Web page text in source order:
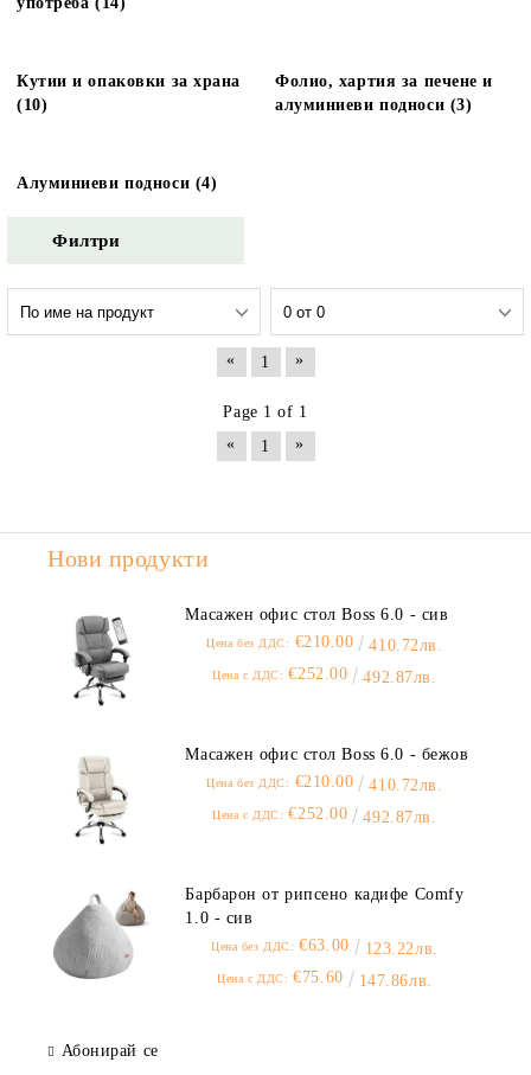
Кутии и опаковки за храна
(10)
Фолио, хартия за печене и
алуминиеви подноси (3)
Алуминиеви подноси (4)
Филтри
« 1 »
Page 1 of 1
«
1 »
Нови продукти
Масажен офис стол Boss 6.0 - сив
Цена без ДДС: €210.00 410.72лв.
Цена с ДДС: €252.00 492.87лв.
Масажен офис стол Boss 6.0 - бежов
Цена без ДДС: €210.00 410.72лв.
Цена с ДДС: €252.00 492.87лв.
Барбарон от рипсено кадифе Comfy
1.0 - сив
Цена без ДДС: €63.00 123.22лв.
Цена с ДДС: €75.60 147.86лв.
Абонирай се